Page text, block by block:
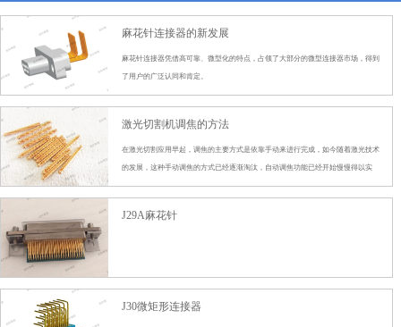
麻花针连接器的新发展
麻花针连接器凭借高可靠、微型化的特点，占领了大部分的微型连接器市场，得到
了用户的广泛认同和肯定。
激光切割机调焦的方法
在激光切割应用早起，调焦的主要方式是依靠手动来进行完成，如今随着激光技术
的发展，这种手动调焦的方式已经逐渐淘汰，自动调焦功能已经开始慢慢得以实
现，例如高能激光的全系列激光切割机都以配备全自动调焦功能。
J29A麻花针
J30微矩形连接器